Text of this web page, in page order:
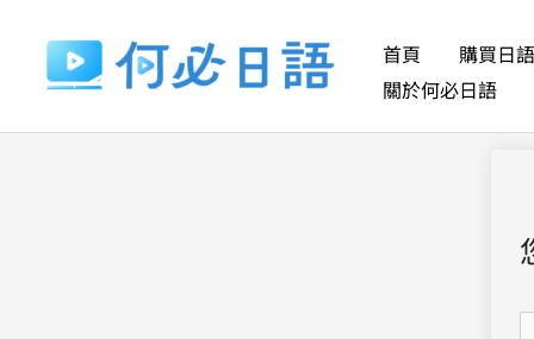
要
首頁 購買日
關於何必日語